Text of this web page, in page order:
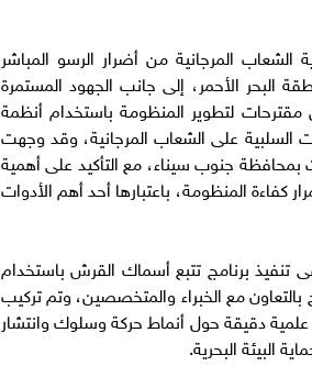
المرجانية من أضرار الرسو المباشر
حيث تم تركيب نحو 1400 شمندورة بمنطقة البحر الأحمر، إلى جانب الجهود المستمرة
لتطوير المنظومة باستخدام أنظمة
السلبية على الشعاب المرجانية، وقد وجهت
بمحافظة جنوب سيناء، مع التأكيد على أهمية
كفاءة المنظومة، باعتبارها أحد أهم الأدوات
تنفيذ برنامج تتبع أسماك القرش باستخدام
مع الخبراء والمتخصصين، وتم تركيب
دقيقة حول أنماط حركة وسلوك وانتشار
البيئة البحرية.